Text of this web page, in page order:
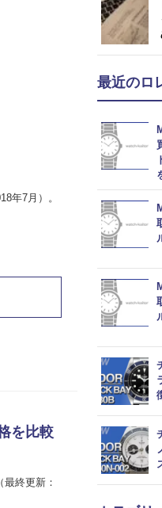
年7月）。
を比較
終更新：
最近のロ